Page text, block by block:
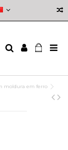
moldura em ferro